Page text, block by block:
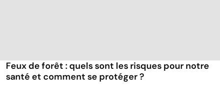
Feux de forêt : quels sont les risques pour notre
santé et comment se protéger ?